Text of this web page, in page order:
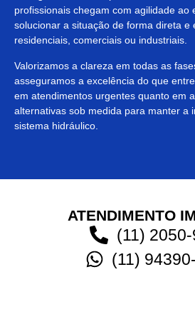
profissionais chegam com agilidade ao
solucionar a situação de forma direta e
residenciais, comerciais ou industriais.
Valorizamos a clareza em todas as
asseguramos a excelência do que
em atendimentos urgentes quanto em
alternativas sob medida para manter a
sistema hidráulico.
ATENDIMENTO
(11)
(11)